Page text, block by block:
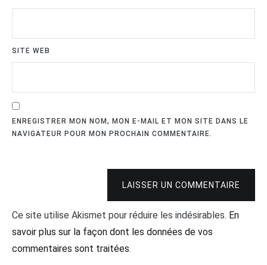
SITE WEB
ENREGISTRER MON NOM, MON E-MAIL ET MON SITE DANS LE
NAVIGATEUR POUR MON PROCHAIN COMMENTAIRE.
LAISSER UN COMMENTAIRE
Ce site utilise Akismet pour réduire les indésirables. En
savoir plus sur la façon dont les données de vos
commentaires sont traitées.